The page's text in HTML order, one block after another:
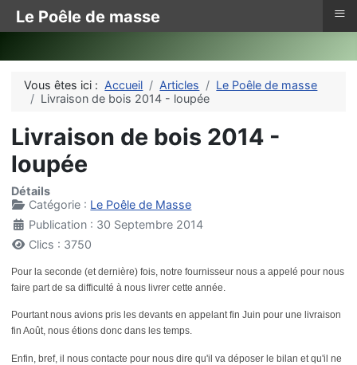
Vous êtes ici : Accueil Articles
Le Poêle de masse
Livraison de bois 2014 - loupée
Livraison de bois 2014 -
loupée
Détails
Catégorie : Le Poêle de Masse
Publication : 30 Septembre 2014
Clics : 3750
Pour la seconde (et dernière) fois, notre fournisseur nous a appelé pour nous
faire part de sa difficulté à nous livrer cette année.
Pourtant nous avions pris les devants en appelant fin Juin pour une livraison
fin Août, nous étions donc dans les temps.
Enfin, bref, il nous contacte pour nous dire qu'il va déposer le bilan et qu'il ne
Le Poêle de masse ≡